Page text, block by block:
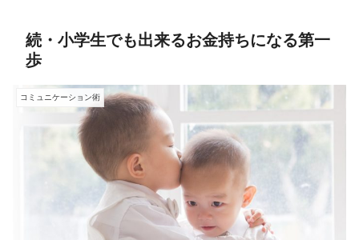
続・小学生でも出来るお金持ちになる第一
歩
コミュニケーション術